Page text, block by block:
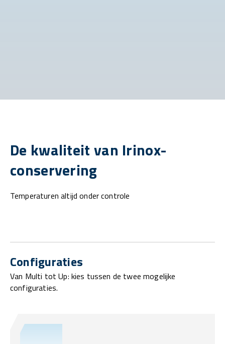
De kwaliteit van Irinox-
conservering
Temperaturen altijd onder controle
Configuraties
Van Multi tot Up: kies tussen de twee mogelijke
configuraties.